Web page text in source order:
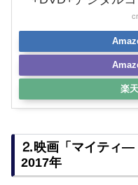
楽
⒉映画「マイティ―
2017年